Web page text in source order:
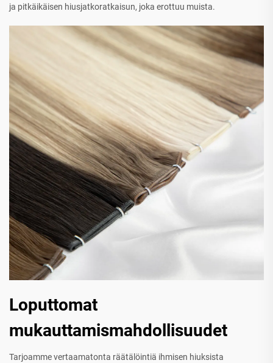
ja pitkäikäisen hiusjatkoratkaisun, joka erottuu muista.
Loputtomat
mukauttamismahdollisuudet
Tarjoamme vertaamatonta räätälöintiä ihmisen hiuksista